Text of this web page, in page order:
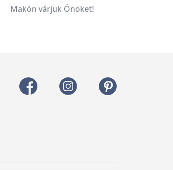
Makón várjuk Önöket!